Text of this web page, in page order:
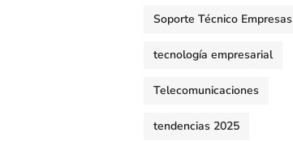
Soporte Técnico Empresas
tecnología empresarial
Telecomunicaciones
tendencias 2025